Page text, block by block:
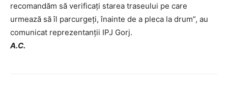
recomandăm să verificați starea traseului pe care
urmează să îl parcurgeți, înainte de a pleca la drum”, au
comunicat reprezentanții IPJ Gorj.
A.C.